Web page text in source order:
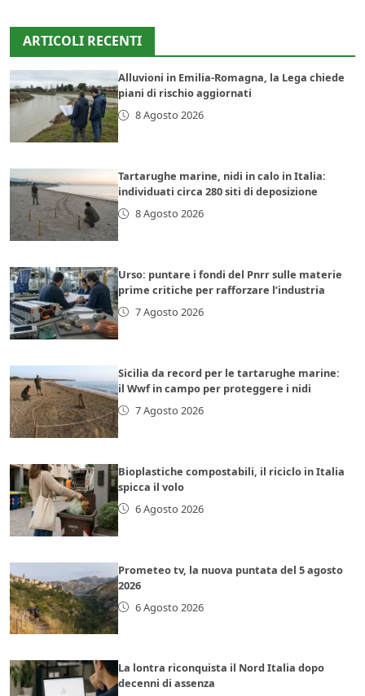
ARTICOLI RECENTI
Alluvioni in Emilia-Romagna, la Lega chiede
piani di rischio aggiornati
8 Agosto 2026
Tartarughe marine, nidi in calo in Italia:
individuati circa 280 siti di deposizione
8 Agosto 2026
Urso: puntare i fondi del Pnrr sulle materie
prime critiche per rafforzare l’industria
7 Agosto 2026
Sicilia da record per le tartarughe marine:
il Wwf in campo per proteggere i nidi
7 Agosto 2026
Bioplastiche compostabili, il riciclo in Italia
spicca il volo
6 Agosto 2026
Prometeo tv, la nuova puntata del 5 agosto
2026
6 Agosto 2026
La lontra riconquista il Nord Italia dopo
decenni di assenza